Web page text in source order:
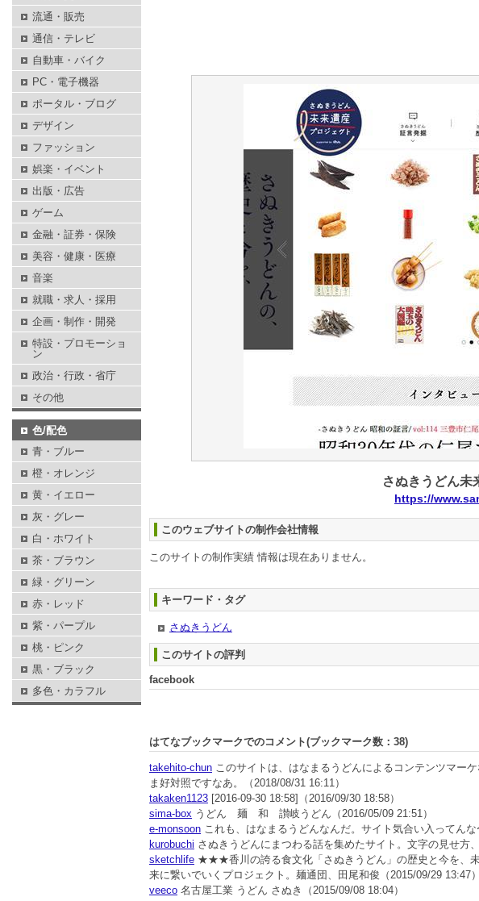
さぬきうどん未
https://
このウェブサイトの制作会社情報
このサイトの制作実績 情報は現在ありません。
キーワード・タグ
さぬきうどん
このサイトの評判
facebook
はてなブックマークでのコメント(ブックマーク数： 38)
takehito-chun このサイトは、はなまるうどんによるコンテンツマー
ま好対照ですなあ。
（2018/08/31 16:11）
takaken1123 [2016-09-30 18:58]
（2016/09/30 18:58）
sima-box うどん 麺 和 讃岐うどん （2016/05/09 21:51）
e-monsoon これも、はなまるうどんなんだ。サイト気合い入ってんな
kurobuchi さぬきうどんにまつわる話を集めたサイト。文字の見せ方
sketchlife ★★★香川の誇る食文化「さぬきうどん」の歴史と今を、
来に繋いでいくプロジェクト。麺通団、田尾和俊 （2015/09/29 13:47）
veeco 名古屋工業 うどん さぬき
（2015/09/08 18:04）
流通・販売
通信・テレビ
自動車・バイク
PC・電子機器
ポータル・ブログ
デザイン
ファッション
娯楽・イベント
出版・広告
ゲーム
金融・証券・保険
美容・健康・医療
音楽
就職・求人・採用
企画・制作・開発
特設・プロモーショ
ン
政治・行政・省庁
その他
色/配色
青・ブルー
橙・オレンジ
黄・イエロー
灰・グレー
白・ホワイト
茶・ブラウン
緑・グリーン
赤・レッド
紫・パープル
桃・ピンク
黒・ブラック
多色・カラフル